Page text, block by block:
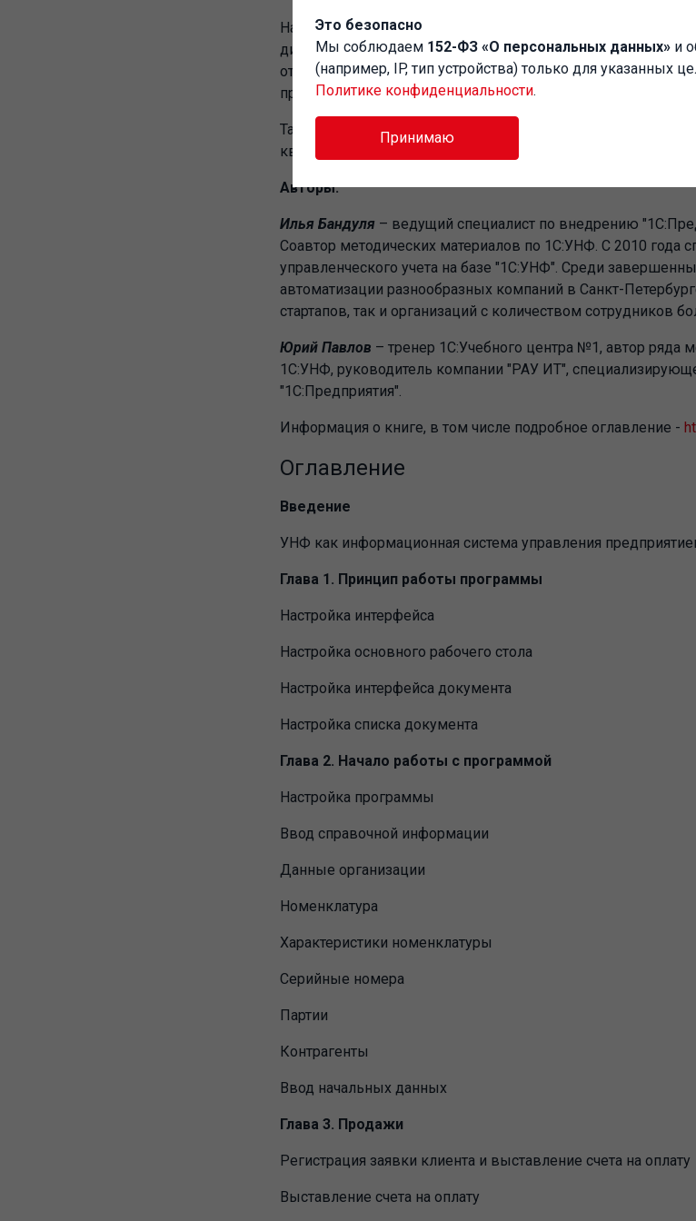
Наибольшую пользу книга принесет владельцам и
директорам и начальникам производств, которые ставят
отдельных процессов до построения единой
предприятиями.
Также книга рекомендуется специалистам по внедрению
квалификации.
Авторы:
Илья Бандуля – ведущий специалист по внедрению
Соавтор методических материалов по 1С:УНФ. С 2010 года
управленческого учета на базе "1С:УНФ". Среди
автоматизации разнообразных компаний в Санкт-
стартапов, так и организаций с количеством сотрудников
Юрий Павлов – тренер 1С:Учебного центра №1, автор ряда
1С:УНФ, руководитель компании "РАУ ИТ",
"1С:Предприятия".
Информация о книге, в том числе подробное оглавление -
Оглавление
Введение
УНФ как информационная система управления
Глава 1. Принцип работы программы
Настройка интерфейса
Настройка основного рабочего стола
Настройка интерфейса документа
Настройка списка документа
Глава 2. Начало работы с программой
Настройка программы
Ввод справочной информации
Данные организации
Номенклатура
Характеристики номенклатуры
Серийные номера
Партии
Контрагенты
Ввод начальных данных
Глава 3. Продажи
Регистрация заявки клиента и выставление счета на оплату
Выставление счета на оплату
Это безопасно
Мы соблюдаем 152-ФЗ «О персональных данных» и
(например, IP, тип устройства) только для указанных
Политике конфиденциальности.
Принимаю